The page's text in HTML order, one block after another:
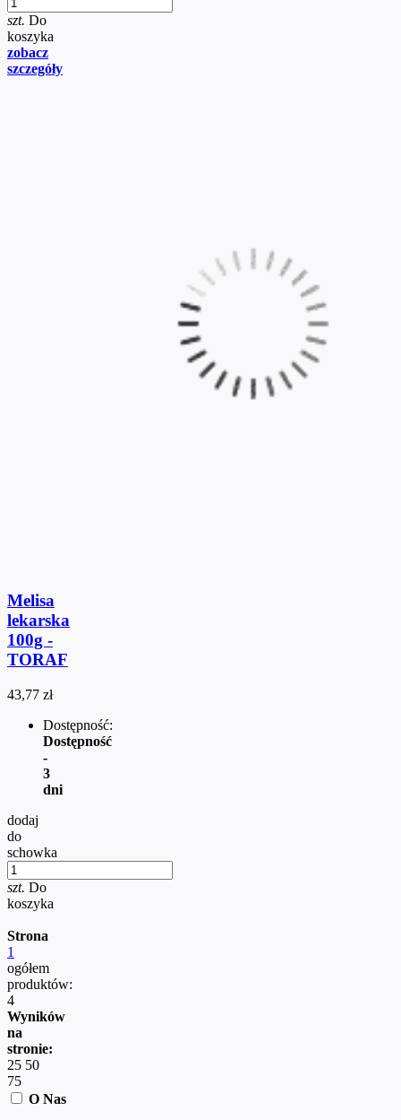
szt. Do
koszyka
zobacz
szczegóły
Melisa
lekarska
100g -
TORAF
43,77 zł
Dostępność:
Dostępność
-
3
dni
dodaj
do
schowka
szt. Do
koszyka
Strona
1
ogółem
produktów:
4
Wyników
na
stronie:
25 50
75
O Nas